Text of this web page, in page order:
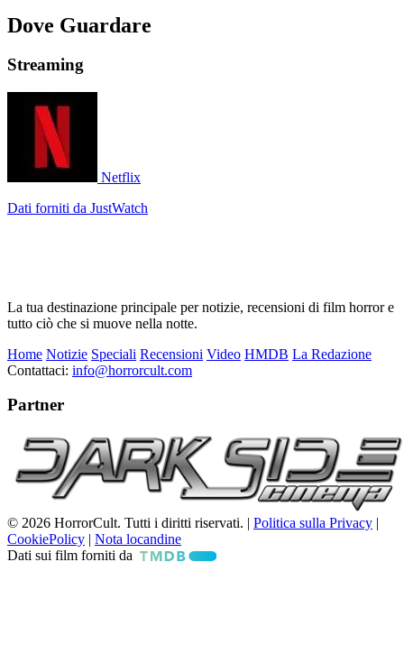
Dove Guardare
Streaming
Netflix
Dati forniti da JustWatch
La tua destinazione principale per notizie, recensioni di film horror e
tutto ciò che si muove nella notte.
Home Notizie Speciali Recensioni Video HMDB La Redazione
Contattaci: info@horrorcult.com
Partner
© 2026 HorrorCult. Tutti i diritti riservati. | Politica sulla Privacy |
CookiePolicy | Nota locandine
Dati sui film forniti da